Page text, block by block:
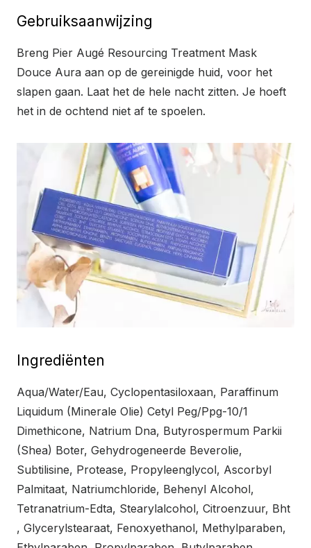
Gebruiksaanwijzing
Breng Pier Augé Resourcing Treatment Mask
Douce Aura aan op de gereinigde huid, voor het
slapen gaan. Laat het de hele nacht zitten. Je hoeft
het in de ochtend niet af te spoelen.
Ingrediënten
Aqua/Water/Eau, Cyclopentasiloxaan, Paraffinum
Liquidum (Minerale Olie) Cetyl Peg/Ppg-10/1
Dimethicone, Natrium Dna, Butyrospermum Parkii
(Shea) Boter, Gehydrogeneerde Beverolie,
Subtilisine, Protease, Propyleenglycol, Ascorbyl
Palmitaat, Natriumchloride, Behenyl Alcohol,
Tetranatrium-Edta, Stearylalcohol, Citroenzuur, Bht
, Glycerylstearaat, Fenoxyethanol, Methylparaben,